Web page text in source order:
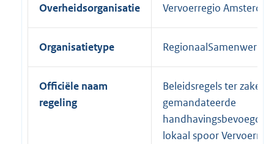
Overheidsorganisatie Vervoerregio
Organisatietype
Officiële naam
regeling
Beleidsregels ter zake
gemandateerde
lokaal spoor